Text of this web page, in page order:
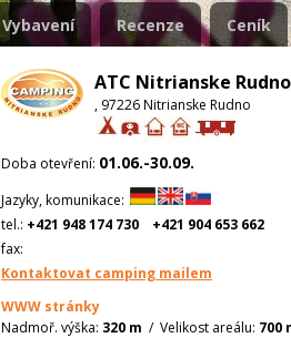
Vybavení Recenze Ceník
ATC Nitrianske Rudno
, 97226 Nitrianske Rudno
Doba otevření: 01.06.-30.09.
Jazyky, komunikace:
tel.: +421 948 174 730
+421 904 653 662
fax:
Kontaktovat camping mailem
WWW stránky
Nadmoř. výška: 320 m / Velikost areálu: 700